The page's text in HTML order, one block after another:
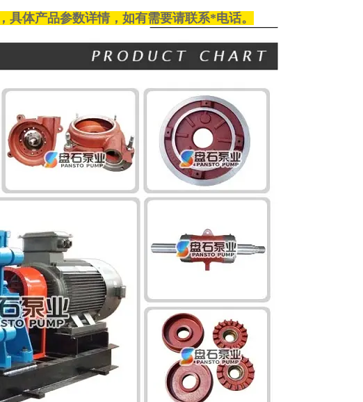
具体产品参数详情，如有需要请联系*电话。